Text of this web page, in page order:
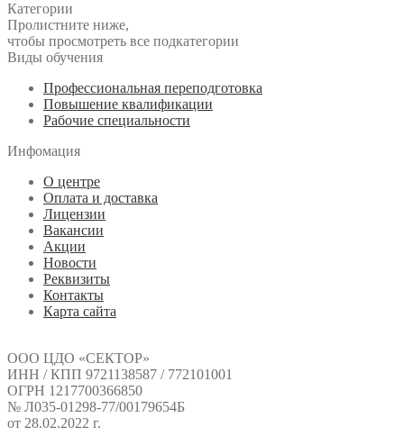
Категории
Пролистните ниже,
чтобы просмотреть все подкатегории
Виды обучения
Профессиональная переподготовка
Повышение квалификации
Рабочие специальности
Инфомация
О центре
Оплата и доставка
Лицензии
Вакансии
Акции
Новости
Реквизиты
Контакты
Карта сайта
ООО ЦДО «СЕКТОР»
ИНН / КПП 9721138587 / 772101001
ОГРН 1217700366850
№ Л035-01298-77/00179654Б
от 28.02.2022 г.